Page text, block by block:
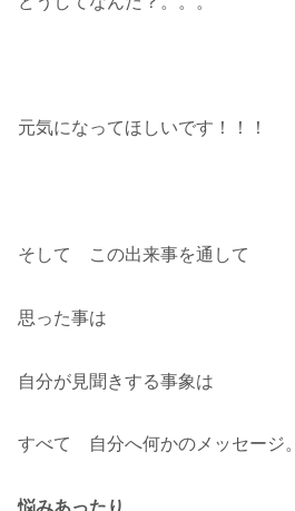
元気になってほしいです！！！
そして この出来事を通して
思った事は
自分が見聞きする事象は
すべて 自分へ何かのメッセージ。